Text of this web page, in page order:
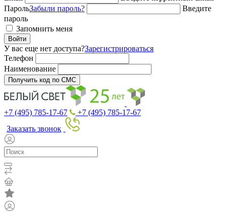
ПарольЗабыли пароль?
Введите
пароль
Запомнить меня
Войти
У вас еще нет доступа?Зарегистрироваться
Телефон
Наименование
Получить код по СМС
+7 (495) 785-17-67
+7 (495) 785-17-67
Заказать звонок